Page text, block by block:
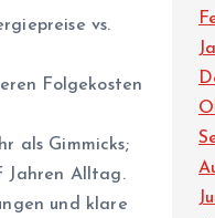
vs.
Folgekosten
als Gimmicks;
Jahren Alltag.
und klare